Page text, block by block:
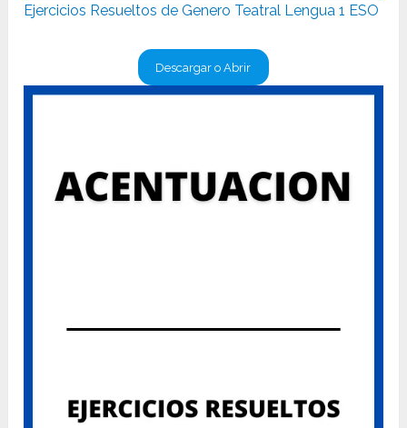
Ejercicios Resueltos de Genero Teatral Lengua 1 ESO
Descargar o Abrir